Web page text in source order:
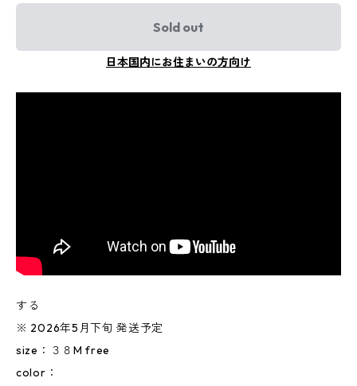
Sold out
日本国内にお住まいの方向け
する
※ 2026年5月下旬 発送予定
size：３８M free
color：